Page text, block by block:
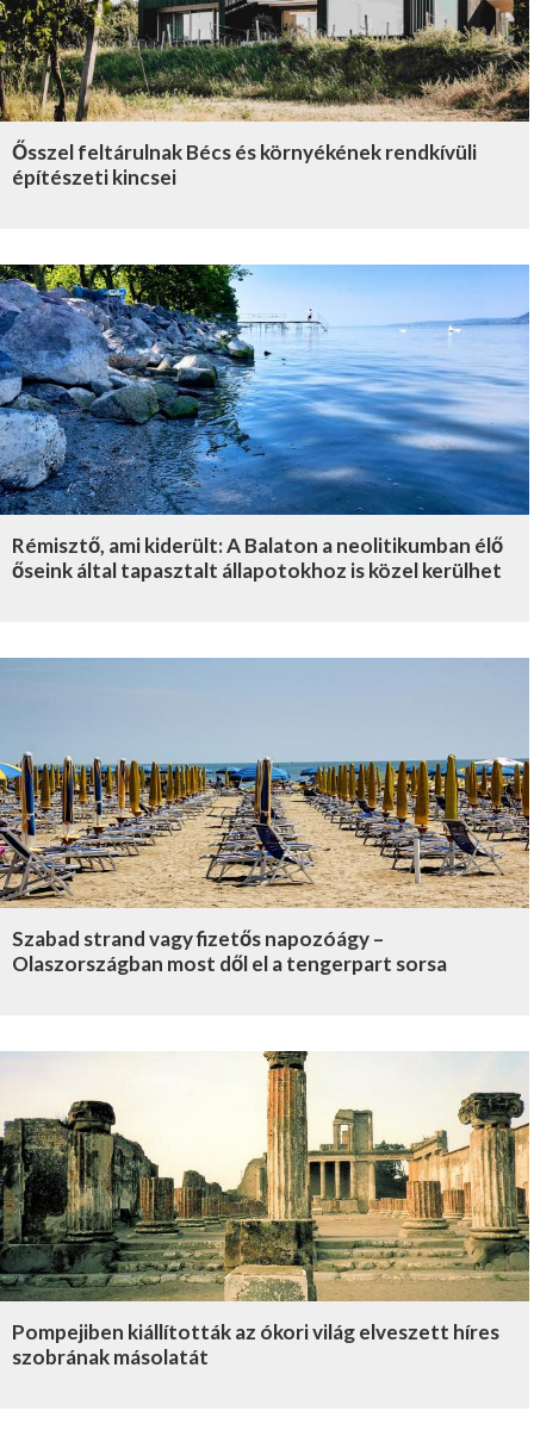
Ősszel feltárulnak Bécs és környékének rendkívüli
építészeti kincsei
Rémisztő, ami kiderült: A Balaton a neolitikumban élő
őseink által tapasztalt állapotokhoz is közel kerülhet
Szabad strand vagy fizetős napozóágy –
Olaszországban most dől el a tengerpart sorsa
Pompejiben kiállították az ókori világ elveszett híres
szobrának másolatát